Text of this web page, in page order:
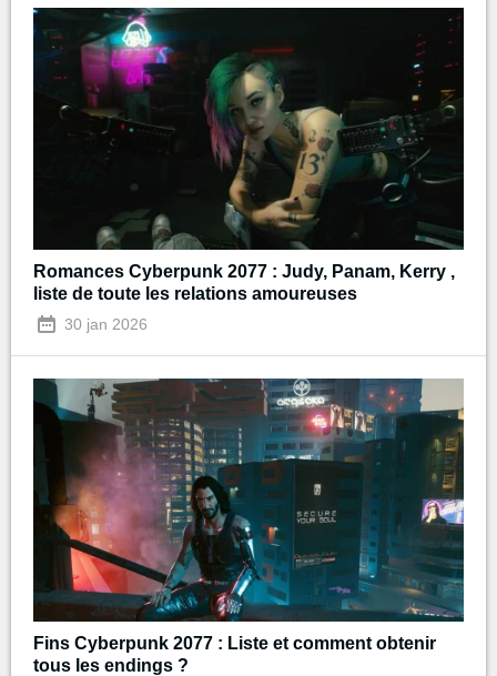
Romances Cyberpunk 2077 : Judy, Panam, Kerry ,
liste de toute les relations amoureuses
30 jan 2026
Fins Cyberpunk 2077 : Liste et comment obtenir
tous les endings ?